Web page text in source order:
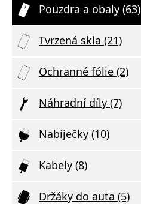
Pouzdra a obaly (63)
Tvrzená skla (21)
Ochranné fólie (2)
Náhradní díly (7)
Nabíječky (10)
Kabely (8)
Držáky do auta (5)